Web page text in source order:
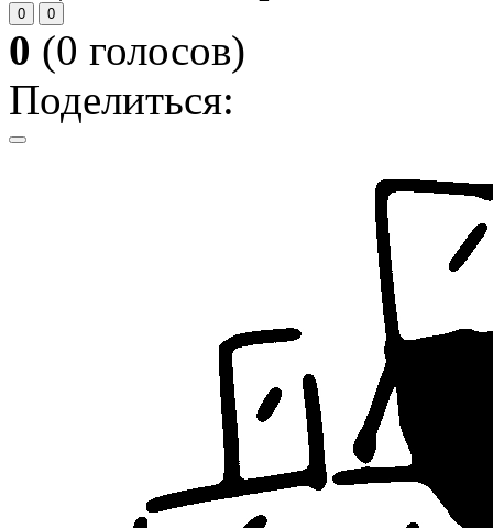
0 0
0 (0 голосов)
Поделиться: